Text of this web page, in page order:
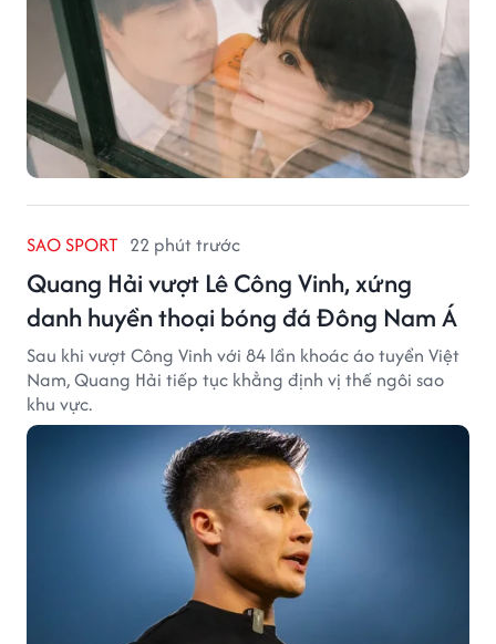
SAO SPORT 22 phút trước
Quang Hải vượt Lê Công Vinh, xứng
danh huyền thoại bóng đá Đông Nam Á
Sau khi vượt Công Vinh với 84 lần khoác áo tuyển Việt
Nam, Quang Hải tiếp tục khẳng định vị thế ngôi sao
khu vực.